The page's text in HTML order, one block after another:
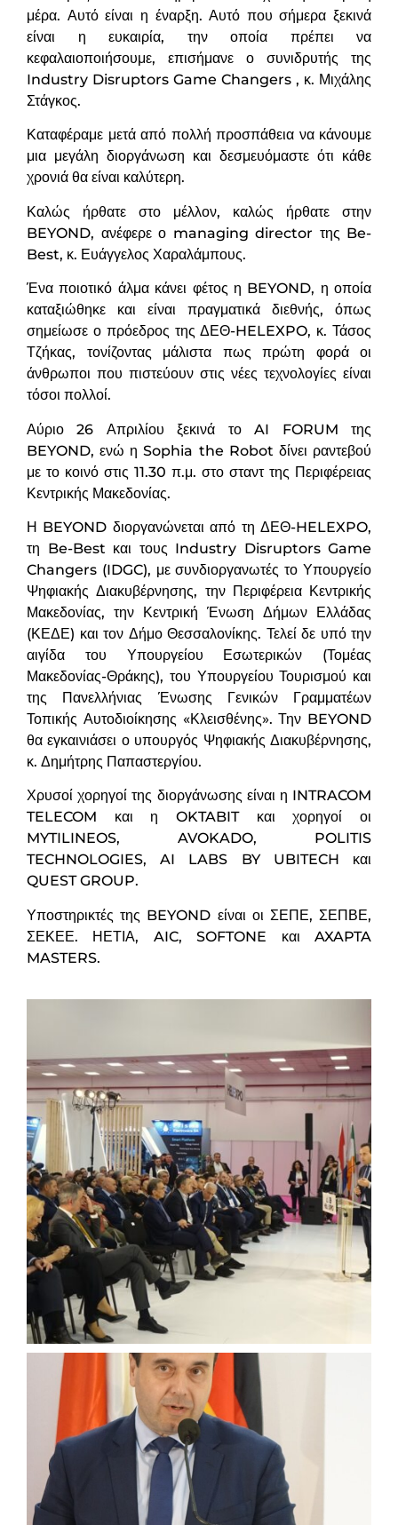
μέρα. Αυτό είναι η έναρξη. Αυτό που σήμερα ξεκινά
είναι η ευκαιρία, την οποία πρέπει να
κεφαλαιοποιήσουμε, επισήμανε ο συνιδρυτής της
Industry Disruptors Game Changers , κ. Μιχάλης
Στάγκος.
Καταφέραμε μετά από πολλή προσπάθεια να κάνουμε
μια μεγάλη διοργάνωση και δεσμευόμαστε ότι κάθε
χρονιά θα είναι καλύτερη.
Καλώς ήρθατε στο μέλλον, καλώς ήρθατε στην
BEYOND, ανέφερε ο managing director της Be-
Best, κ. Ευάγγελος Χαραλάμπους.
Ένα ποιοτικό άλμα κάνει φέτος η BEYOND, η οποία
καταξιώθηκε και είναι πραγματικά διεθνής, όπως
σημείωσε ο πρόεδρος της ΔΕΘ-HELEXPO, κ. Τάσος
Τζήκας, τονίζοντας μάλιστα πως πρώτη φορά οι
άνθρωποι που πιστεύουν στις νέες τεχνολογίες είναι
τόσοι πολλοί.
Αύριο 26 Απριλίου ξεκινά το AI FORUM της
BEYOND, ενώ η Sophia the Robot δίνει ραντεβού
με το κοινό στις 11.30 π.μ. στο σταντ της Περιφέρειας
Κεντρικής Μακεδονίας.
Η BEYOND διοργανώνεται από τη ΔΕΘ-HELEXPO,
τη Be-Best και τους Industry Disruptors Game
Changers (IDGC), με συνδιοργανωτές το Υπουργείο
Ψηφιακής Διακυβέρνησης, την Περιφέρεια Κεντρικής
Μακεδονίας, την Κεντρική Ένωση Δήμων Ελλάδας
(ΚΕΔΕ) και τον Δήμο Θεσσαλονίκης. Τελεί δε υπό την
αιγίδα του Υπουργείου Εσωτερικών (Τομέας
Μακεδονίας-Θράκης), του Υπουργείου Τουρισμού και
της Πανελλήνιας Ένωσης Γενικών Γραμματέων
Τοπικής Αυτοδιοίκησης «Κλεισθένης». Την BEYOND
θα εγκαινιάσει ο υπουργός Ψηφιακής Διακυβέρνησης,
κ. Δημήτρης Παπαστεργίου.
Χρυσοί χορηγοί της διοργάνωσης είναι η INTRACOM
TELECOM και η OKTABIT και χορηγοί οι
MYTILINEOS, AVOKADO, POLITIS
TECHNOLOGIES, AI LABS BY UBITECH και
QUEST GROUP.
Υποστηρικτές της BEYOND είναι οι ΣΕΠΕ, ΣΕΠΒΕ,
ΣΕΚΕΕ. ΗΕΤΙΑ, AIC, SOFTONE και AXAPTA
MASTERS.